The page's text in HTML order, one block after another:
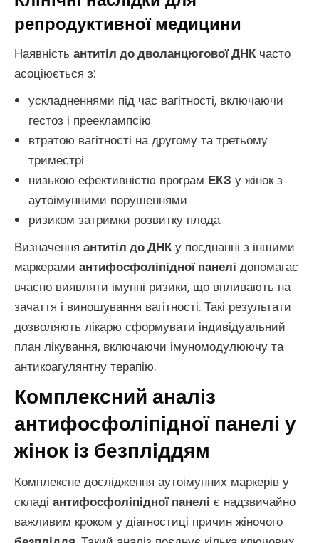
репродуктивної медицини
Наявність антитіл до дволанцюгової ДНКчасто
асоціюється з:
ускладненнями під час вагітності, включаючи
гестоз і прееклампсію
втратою вагітності на другому та третьому
триместрі
низькою ефективністю програм ЕКЗ у жінок з
аутоімунними порушеннями
ризиком затримки розвитку плода
Визначення антитіл до ДНКу поєднанні з іншими
маркерами антифосфоліпідної панелі допомагає
вчасно виявляти імунні ризики, що впливають на
зачаття і виношування вагітності. Такі результати
дозволяють лікарю сформувати індивідуальний
план лікування, включаючи імуномодулюючу та
антикоагулянтну терапію.
Комплексний аналіз
антифосфоліпідної панелі у
жінок із безпліддям
Комплексне дослідження аутоімунних маркерів у
складі антифосфоліпідної панелі є надзвичайно
важливим кроком у діагностиці причин жіночого